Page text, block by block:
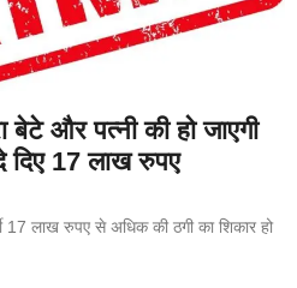
बेटे और पत्नी की हो जाएगी
दिए 17 लाख रुपए
लाख रुपए से अधिक की ठगी का शिकार हो